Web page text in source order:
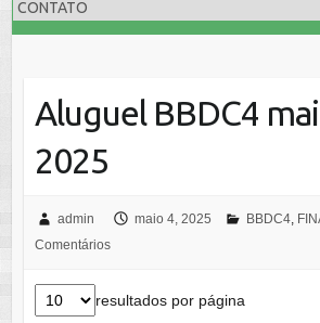
Aluguel BBDC4
2025
admin maio 4, 2025 BBDC4,
Comentários
resultados por página